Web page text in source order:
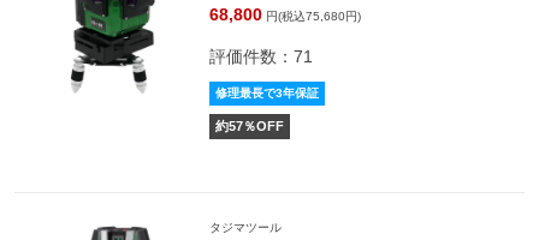
68,800 円(税込75,680円)
評価件数：71
修理最長で3年保証
約57％OFF
タジマツール